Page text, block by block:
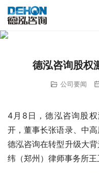
德泓咨询股权
公司要闻
4月8日，德泓咨询股
开，董事长张语录、中
德泓咨询在转型升级大
纬（郑州）律师事务所